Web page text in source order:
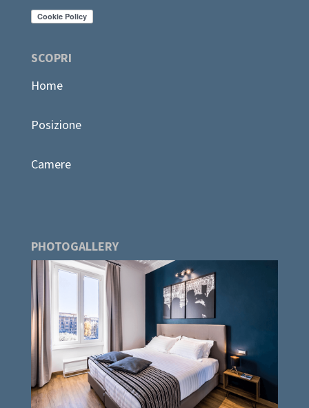
SCOPRI
Home
Posizione
Camere
PHOTOGALLERY